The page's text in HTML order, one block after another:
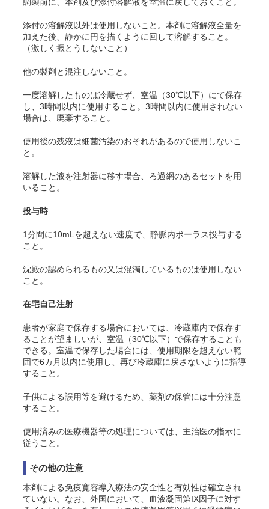
添付の溶解液以外は使用しないこと。本剤に溶解液全量を
加えた後、静かに円を描くように回して溶解すること。
（激しく振とうしないこと）
他の製剤と混注しないこと。
一度溶解したものは冷蔵せず、室温（30℃以下）にて保存
し、3時間以内に使用すること。3時間以内に使用されない
場合は、廃棄すること。
使用後の残液は細菌汚染のおそれがあるので使用しないこ
と。
溶解した液を注射器に移す場合、ろ過網のあるセットを用
いること。
投与時
1分間に10mLを超えない速度で、静脈内ボーラス投与する
こと。
沈殿の認められるもの又は混濁しているものは使用しない
こと。
在宅自己注射
患者が家庭で保存する場合においては、冷蔵庫内で保存す
ることが望ましいが、室温（30℃以下）で保存することも
できる。室温で保存した場合には、使用期限を超えない範
囲で6カ月以内に使用し、再び冷蔵庫に戻さないように指導
すること。
子供による誤用等を避けるため、薬剤の保管には十分注意
すること。
使用済みの医療機器等の処理については、主治医の指示に
従うこと。
その他の注意
本剤による免疫寛容導入療法の安全性と有効性は確立され
ていない。なお、外国において、血液凝固第IX因子に対す